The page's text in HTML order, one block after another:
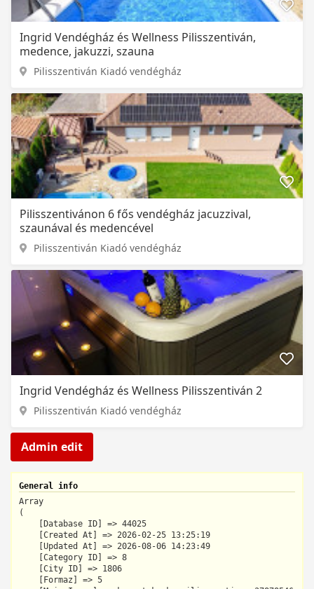
Ingrid Vendégház és Wellness Pilisszentiván,
medence, jakuzzi, szauna
Pilisszentiván Kiadó vendégház
Pilisszentivánon 6 fős vendégház jacuzzival,
szaunával és medencével
Pilisszentiván Kiadó vendégház
Ingrid Vendégház és Wellness Pilisszentiván 2
Pilisszentiván Kiadó vendégház
Admin edit
General info
Array
(
    [Database ID] => 44025
    [Created At] => 2026-02-25 13:25:19
    [Updated At] => 2026-08-06 14:23:49
    [Category ID] => 8
    [City ID] => 1806
    [Formaz] => 5